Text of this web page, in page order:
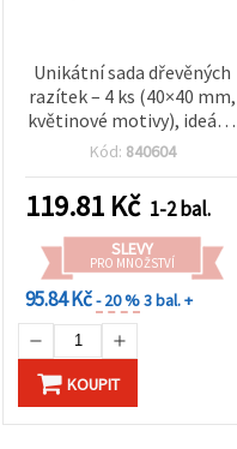
Unikátní sada dřevěných
razítek – 4 ks (40×40 mm,
květinové motivy), ideální
pro DIY tvoření a
Kód: 840604
119.81 Kč 1-2 bal.
SLEVY
PRO MNOŽSTVÍ
95.84 Kč- 20 %3 bal. +
KOUPIT